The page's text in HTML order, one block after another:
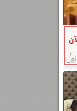
عيار 21 الآن